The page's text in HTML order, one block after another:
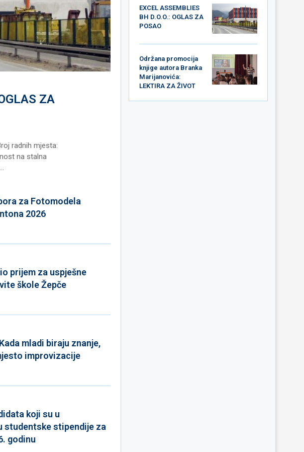
ZA
radnih mjesta:
na stalna
za Fotomodela
2026
prijem za uspješne
škole Žepče
mladi biraju znanje,
improvizacije
koji su u
studentske stipendije za
godinu
EXCEL ASSEMBLIES
BH D.O.O.: OGLAS ZA
POSAO
Održana promocija
knjige autora Branka
Marijanovića:
LEKTIRA ZA ŽIVOT